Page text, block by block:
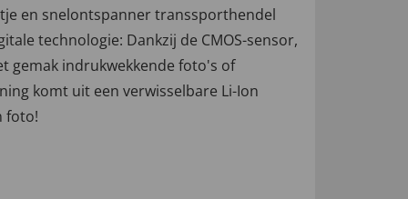
en snelontspanner transsporthendel
technologie: Dankzij de CMOS-sensor,
gemak indrukwekkende foto's of
komt uit een verwisselbare Li-Ion
foto!